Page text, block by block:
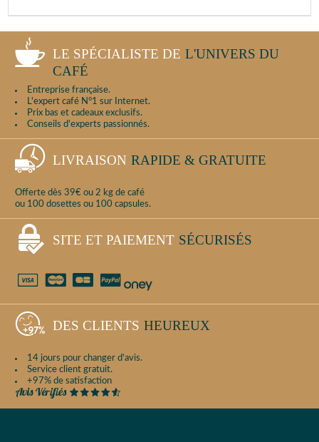
LE SPÉCIALISTE DE L'UNIVERS DU
CAFÉ
Entreprise française.
L'expert café N°1 sur Internet.
Prix bas et cadeaux exclusifs.
Conseils d'experts passionnés.
LIVRAISON RAPIDE & GRATUITE
Offerte dès 39€ ou 2 kg de café
ou 100 dosettes ou 100 capsules.
SITE ET PAIEMENT SÉCURISÉS
DES CLIENTS HEUREUX
14 jours pour changer d'avis.
Service client gratuit.
+97% de satisfaction